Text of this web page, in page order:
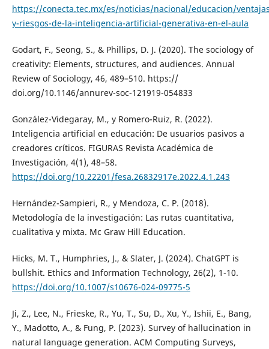
https://conecta.tec.mx/es/noticias/nacional/educacion/
y-riesgos-de-la-inteligencia-artificial-generativa-en-el-aula
Godart, F., Seong, S., & Phillips, D. J. (2020). The sociology of
creativity: Elements, structures, and audiences. Annual
Review of Sociology, 46, 489–510. https://
doi.org/10.1146/annurev-soc-121919-054833
González-Videgaray, M., y Romero-Ruiz, R. (2022).
Inteligencia artificial en educación: De usuarios pasivos a
creadores críticos. FIGURAS Revista Académica de
Investigación, 4(1), 48–58.
https://doi.org/10.22201/fesa.26832917e.2022.4.1.243
Hernández-Sampieri, R., y Mendoza, C. P. (2018).
Metodología de la investigación: Las rutas cuantitativa,
cualitativa y mixta. Mc Graw Hill Education.
Hicks, M. T., Humphries, J., & Slater, J. (2024). ChatGPT is
bullshit. Ethics and Information Technology, 26(2), 1-10.
https://doi.org/10.1007/s10676-024-09775-5
Ji, Z., Lee, N., Frieske, R., Yu, T., Su, D., Xu, Y., Ishii, E., Bang,
Y., Madotto, A., & Fung, P. (2023). Survey of hallucination in
natural language generation. ACM Computing Surveys,